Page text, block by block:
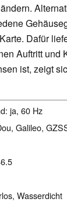
Dafür
Auftritt und
ist, zeigt
ja, 60 Hz
Galileo,
Wasserdicht